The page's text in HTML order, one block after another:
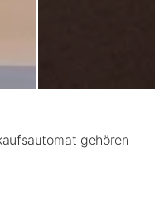
gehören